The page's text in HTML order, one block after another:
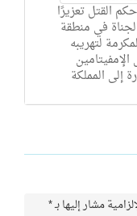
القتل تعزيرًا
في منطقة
لتهريبه
إلى المملكة
مشار إليها بـ*